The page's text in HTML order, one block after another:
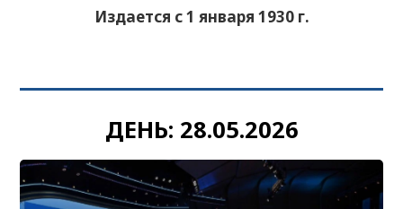
Издается с 1 января 1930 г.
ДЕНЬ: 28.05.2026